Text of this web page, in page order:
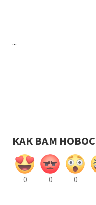
...
КАК ВАМ
0 0 0